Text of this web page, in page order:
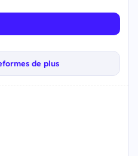
de plus